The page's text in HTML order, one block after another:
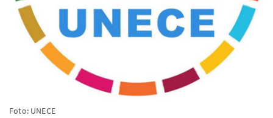
Foto: UNECE